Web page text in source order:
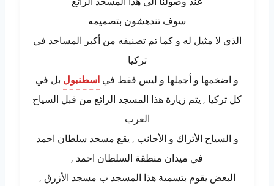
سوف تندهشون بتصميمه
الذي لا مثيل له و كما تم تصنيفه من أكبر المساجد في
تركيا
و اضخمها و أجملها و ليس فقط فياسطنبول بل في
كل تركيا , يتم زيارة هذا المسجد الرائع من قبل السياح
العرب
و السياح الأتراك و الأجانب , يقع مسجد سلطان احمد
في ميدان منطقة السلطان احمد ,
البعض يقوم بتسمية هذا المسجد ب مسجد الأزرق ,